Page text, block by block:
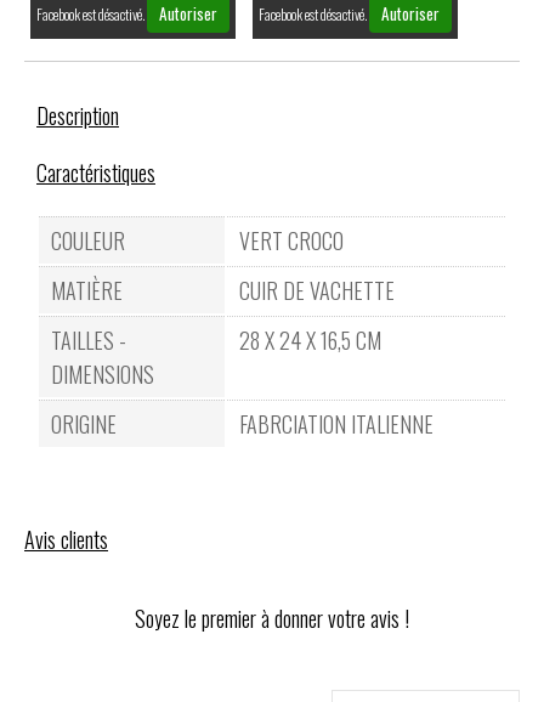
Facebook est désactivé. Autoriser Facebook est désactivé. Autoriser
Description
Caractéristiques
COULEUR
VERT CROCO
MATIÈRE
CUIR DE VACHETTE
TAILLES -
DIMENSIONS
28 X 24 X 16,5 CM
ORIGINE FABRCIATION ITALIENNE
Avis clients
Soyez le premier à donner votre avis !